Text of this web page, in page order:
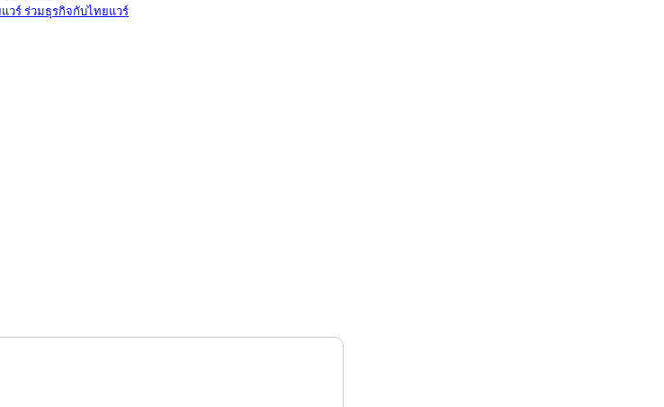
ร่วมธุรกิจกับไทยแวร์